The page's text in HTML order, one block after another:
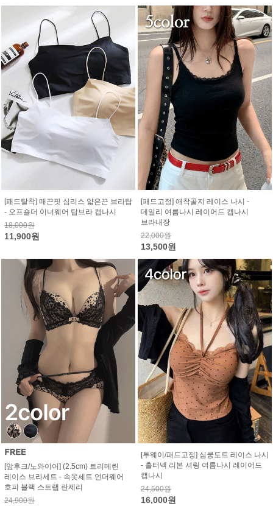
[패드탈착] 매끈핏 심리스 얇은끈 브라탑
- 오프숄더 이너웨어 탑브라 캡나시
18,000원
11,900원
[패드고정] 애착골지 레이스 나시 -
데일리 여름나시 레이어드 캡나시
브라내장
22,000원
13,500원
[앞후크/노와이어] (2.5cm) 트리메린
레이스 브라세트 - 속옷세트 언더웨어
호피 블랙 스트랩 란제리
24,900원
[투웨이/패드고정] 심쿵도트 레이스 나시
- 홀터넥 리본 셔링 여름나시 레이어드
캡나시
24,500원
16,000원